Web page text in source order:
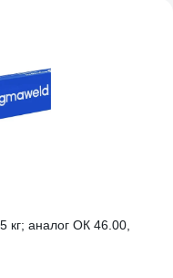
кг; аналог ОК 46.00,